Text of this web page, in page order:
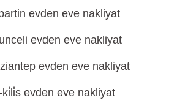
evden eve nakliyat
evden eve nakliyat
evden eve nakliyat
ki̇li̇s evden eve nakliyat